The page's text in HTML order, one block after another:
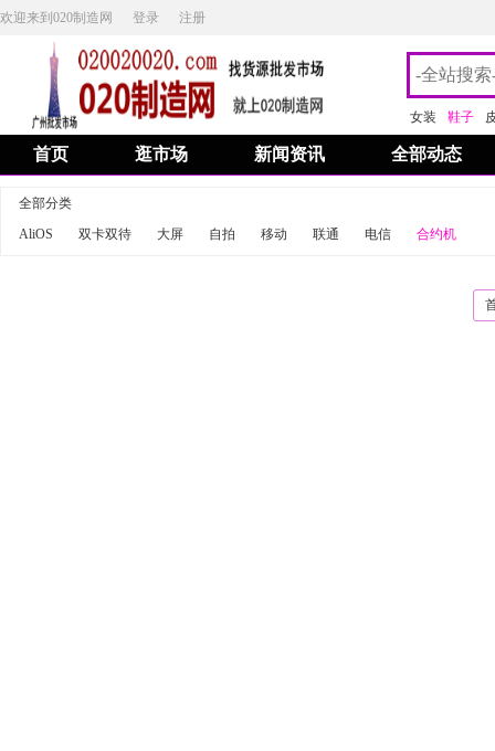
欢迎来到020制造网 登录 注册
女装 鞋子
首页 逛市场 新闻资讯 全部动态
全部分类
AliOS
双卡双待 大屏 自拍 移动 联通 电信 合约机